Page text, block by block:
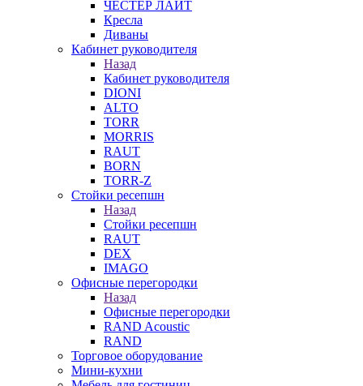
ЧЕСТЕР ЛАЙТ
Кресла
Диваны
Кабинет руководителя
Назад
Кабинет руководителя
DIONI
ALTO
TORR
MORRIS
RAUT
BORN
TORR-Z
Стойки ресепшн
Назад
Стойки ресепшн
RAUT
DEX
IMAGO
Офисные перегородки
Назад
Офисные перегородки
RAND Acoustic
RAND
Торговое оборудование
Мини-кухни